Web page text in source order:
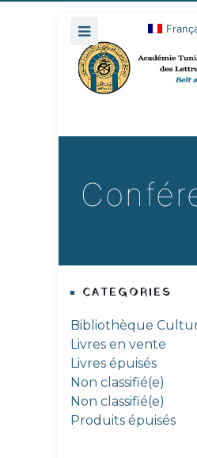
CATEGORIES
Bibliothèque
Livres en vente
Livres épuisés
Non classifié(e)
Non classifié(e)
Produits épuisés